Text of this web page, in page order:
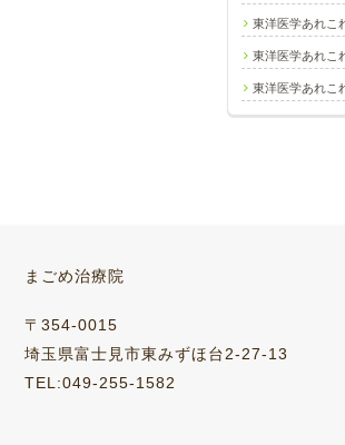
東洋医学あれこ
東洋医学あれこ
東洋医学あれこ
まごめ治療院
〒354-0015
埼玉県富士見市東みずほ台2-27-13
TEL:049-255-1582